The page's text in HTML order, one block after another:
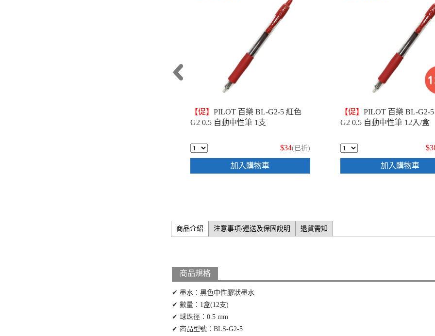
【促】 PILOT 百樂 BL-G2-5 紅色
G2 0.5 自動中性筆 1支
$34(已折)
加入購物車
【促】 PILOT 百樂 BL-G2-
G2 0.5 自動中性筆 12入/盒
加入購物車
商品介紹 注意事項/運送及保固說明 退貨需知
商品規格
✔ 墨水：黑色中性膠狀墨水
✔ 數量：1盒(12支)
✔ 球珠徑：0.5 mm
✔ 商品型號：BLS-G2-5